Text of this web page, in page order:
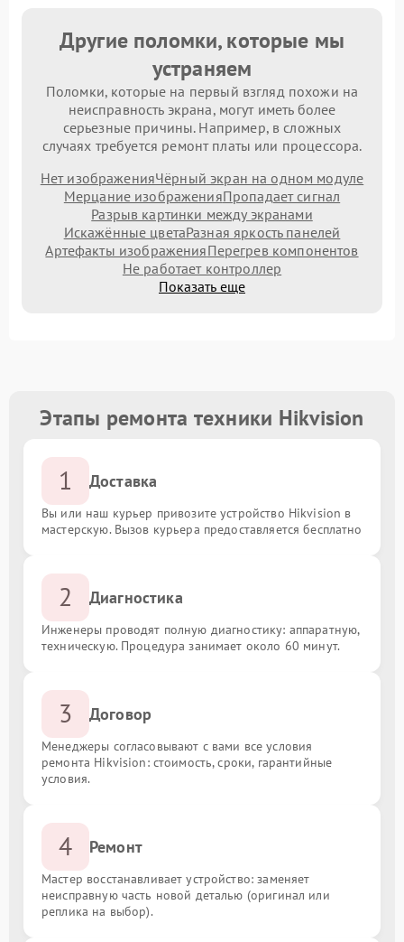
Другие поломки, которые мы
устраняем
Поломки, которые на первый взгляд похожи на
неисправность экрана, могут иметь более
серьезные причины. Например, в сложных
случаях требуется ремонт платы или процессора.
Нет изображенияЧёрный экран на одном модуле
Мерцание изображенияПропадает сигнал
Разрыв картинки между экранами
Искажённые цветаРазная яркость панелей
Артефакты изображенияПерегрев компонентов
Не работает контроллер
Показать еще
Этапы ремонта техники Hikvision
1 Доставка
Вы или наш курьер привозите устройство Hikvision в
мастерскую. Вызов курьера предоставляется бесплатно
2 Диагностика
Инженеры проводят полную диагностику: аппаратную,
техническую. Процедура занимает около 60 минут.
3 Договор
Менеджеры согласовывают с вами все условия
ремонта Hikvision: стоимость, сроки, гарантийные
условия.
4 Ремонт
Мастер восстанавливает устройство: заменяет
неисправную часть новой деталью (оригинал или
реплика на выбор).